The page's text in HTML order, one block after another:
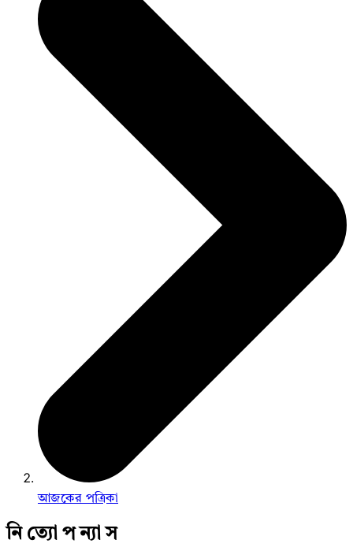
আজকের পত্রিকা
নি ত্যো প ন্যা স